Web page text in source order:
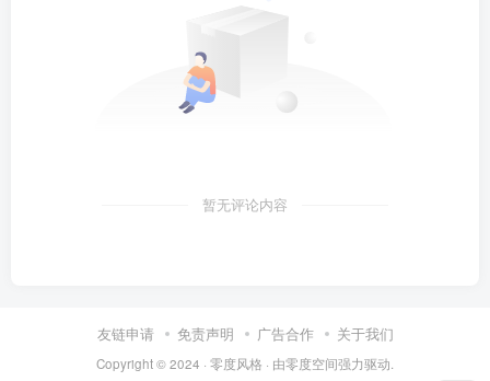
暂无评论内容
友链申请 免责声明 广告合作 关于我们
Copyright © 2024 · 零度风格 · 由零度空间强力驱动.